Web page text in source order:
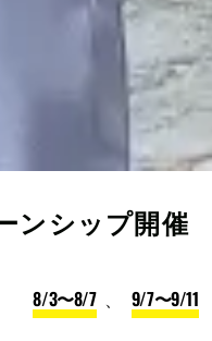
ンシップ開催
8/3〜8/7 、 9/7〜9/11